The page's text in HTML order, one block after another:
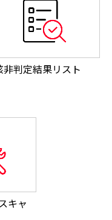
非判定結果リスト
キャ